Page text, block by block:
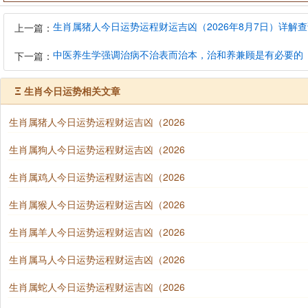
上一篇： 生肖属猪人今日运势运程财运吉凶（2026年8月7日）详解
下一篇： 中医养生学强调治病不治表而治本，治和养兼顾是有必要的
Ξ 生肖今日运势相关文章
生肖属猪人今日运势运程财运吉凶（2026
生肖属狗人今日运势运程财运吉凶（2026
生肖属鸡人今日运势运程财运吉凶（2026
生肖属猴人今日运势运程财运吉凶（2026
生肖属羊人今日运势运程财运吉凶（2026
生肖属马人今日运势运程财运吉凶（2026
生肖属蛇人今日运势运程财运吉凶（2026